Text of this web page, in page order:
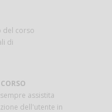
del corso
di
assistita
dell'utente in